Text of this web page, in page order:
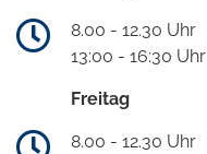
8.00 - 12.30 Uhr
13:00 - 16:30 Uhr
Freitag
8.00 - 12.30 Uhr